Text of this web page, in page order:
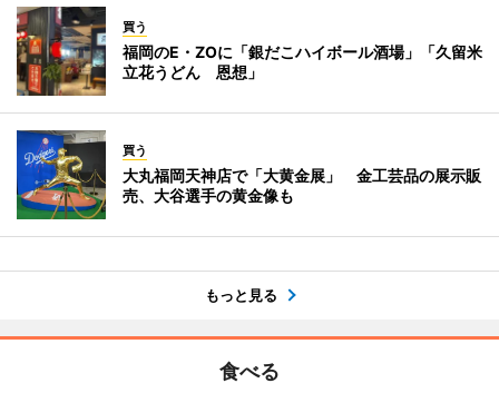
買う
福岡のE・ZOに「銀だこハイボール酒場」「久留米
立花うどん 恩想」
買う
大丸福岡天神店で「大黄金展」 金工芸品の展示販
売、大谷選手の黄金像も
もっと見る
食べる